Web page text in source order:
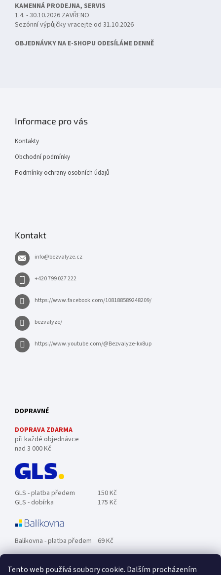
Tento web používá soubory cookie. Dalším procházením
KAMENNÁ PRODEJNA, SERVIS
1.4. - 30.10.2026 ZAVŘENO
Sezónní výpůjčky vracejte od 31.10.2026
OBJEDNÁVKY NA E-SHOPU ODESÍLÁME DENNĚ
Informace pro vás
Kontakty
Obchodní podmínky
Podmínky ochrany osobních údajů
Kontakt
info@bezvalyze.cz
+420 799 027 222
https://www.facebook.com/108188589248209/
bezvalyze/
https://www.youtube.com/@Bezvalyze-kx8up
DOPRAVNÉ
DOPRAVA ZDARMA
při každé objednávce
nad 3 000 Kč
GLS - platba předem
150 Kč
GLS - dobírka
175 Kč
Balíkovna - platba předem 69 Kč